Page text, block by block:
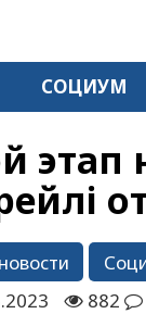
СОЦИУМ
882